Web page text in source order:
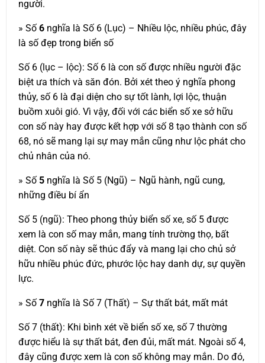
người.
» Số6 nghĩa là Số 6 (Lục) – Nhiều lộc, nhiều phúc, đây
là số đẹp trong biển số
Số 6 (lục – lộc): Số 6 là con số được nhiều người đặc
biệt ưa thích và săn đón. Bởi xét theo ý nghĩa phong
thủy, số 6 là đại diện cho sự tốt lành, lợi lộc, thuận
buồm xuôi gió. Vì vậy, đối với các biển số xe sở hữu
con số này hay được kết hợp với số 8 tạo thành con số
68, nó sẽ mang lại sự may mắn cũng như lộc phát cho
chủ nhân của nó.
» Số5 nghĩa là Số 5 (Ngũ) – Ngũ hành, ngũ cung,
những điều bí ẩn
Số 5 (ngũ): Theo phong thủy biển số xe, số 5 được
xem là con số may mắn, mang tính trường thọ, bất
diệt. Con số này sẽ thúc đẩy và mang lại cho chủ sở
hữu nhiều phúc đức, phước lộc hay danh dự, sự quyền
lực.
» Số7 nghĩa là Số 7 (Thất) – Sự thất bát, mất mát
Số 7 (thất): Khi bình xét về biển số xe, số 7 thường
được hiểu là sự thất bát, đen đủi, mất mát. Ngoài số 4,
đây cũng được xem là con số không may mắn. Do đó,